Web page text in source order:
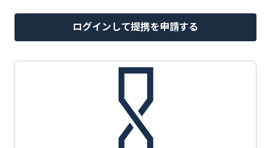
ログインして提携を申請する